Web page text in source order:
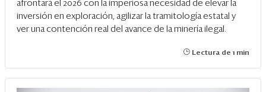
afrontará el 2026 con la imperiosa necesidad de elevar la
inversión en exploración, agilizar la tramitología estatal y
ver una contención real del avance de la minería ilegal.
Lectura de 1 min